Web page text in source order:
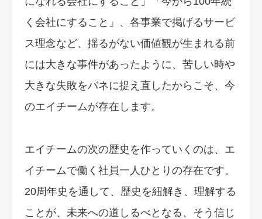
く会社にすること」、各事業で掲げるサービ
ス理念など、揺るがない価値観が生まれる前
には大きな事件があったように、苦しい時や
大きな失敗をバネに捉え直したからこそ、今
のエイチームが存在します。
エイチームの次の歴史を作っていくのは、エ
イチームで働く社員一人ひとりの存在です。
20周年史を通して、歴史を紐解き、理解する
ことが、未来への道しるべとなる、そう信じ